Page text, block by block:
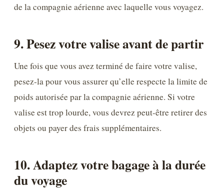
de la compagnie aérienne avec laquelle vous voyagez.
9. Pesez votre valise avant de partir
Une fois que vous avez terminé de faire votre valise,
pesez-la pour vous assurer qu’elle respecte la limite de
poids autorisée par la compagnie aérienne. Si votre
valise est trop lourde, vous devrez peut-être retirer des
objets ou payer des frais supplémentaires.
10. Adaptez votre bagage à la durée
du voyage